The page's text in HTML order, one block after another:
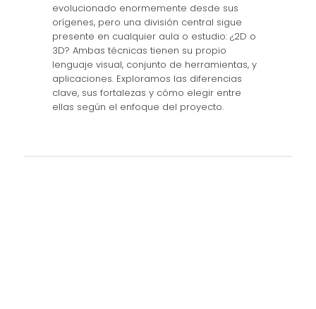
evolucionado enormemente desde sus
orígenes, pero una división central sigue
presente en cualquier aula o estudio: ¿2D o
3D? Ambas técnicas tienen su propio
lenguaje visual, conjunto de herramientas, y
aplicaciones. Exploramos las diferencias
clave, sus fortalezas y cómo elegir entre
ellas según el enfoque del proyecto.